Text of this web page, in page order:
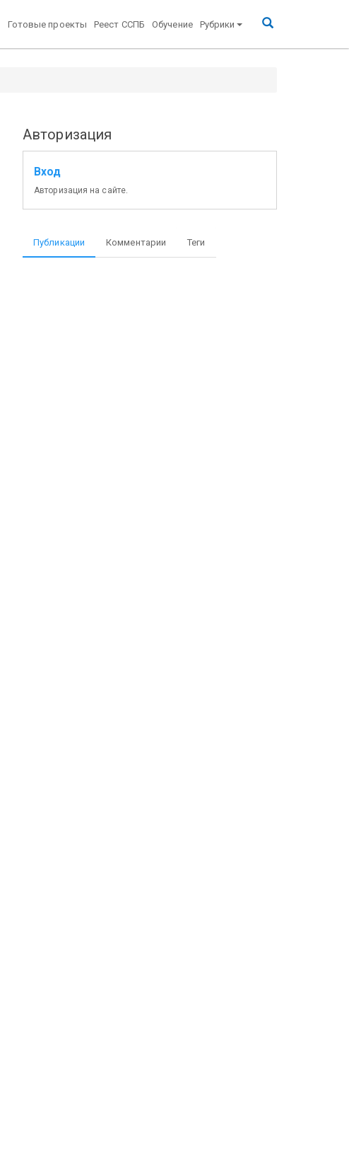
Готовые проекты Реест ССПБ Обучение Рубрики
Авторизация
Вход
Авторизация на сайте.
Публикации Комментарии Теги